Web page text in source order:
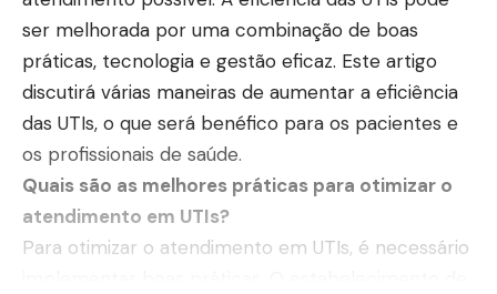
ser melhorada por uma combinação de boas
práticas, tecnologia e gestão eficaz. Este artigo
discutirá várias maneiras de aumentar a eficiência
das UTIs, o que será benéfico para os pacientes e
os profissionais de saúde.
Quais são as melhores práticas para otimizar o
atendimento em UTIs?
Para otimizar o atendimento em UTIs, é necessário